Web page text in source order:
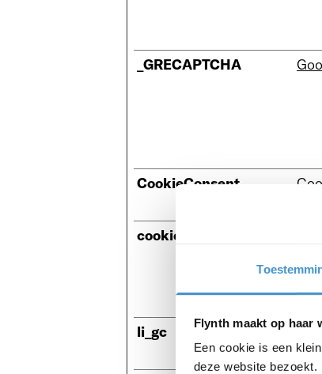
Flynth maakt op haar
Een cookie is een
deze website bezoekt.
_GRECAPTCHA
CookieConsent
cookietest
li_gc